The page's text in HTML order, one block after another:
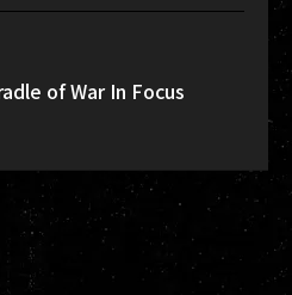
of War In Focus